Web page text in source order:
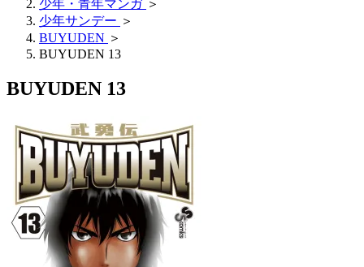
少年・青年マンガ ＞
少年サンデー ＞
BUYUDEN ＞
BUYUDEN 13
BUYUDEN 13